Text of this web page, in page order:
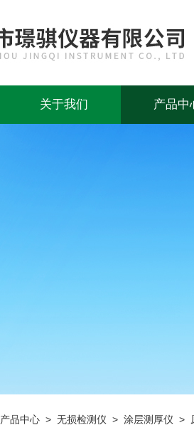
关于我们 产品中
产品中心 > 无损检测仪 > 涂层测厚仪 >